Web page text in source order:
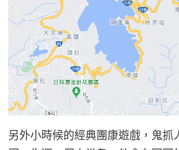
另外小時候的經典團康遊戲，鬼抓